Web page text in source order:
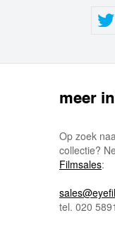
meer
Op zoek
collectie?
Filmsales:
tel. 020